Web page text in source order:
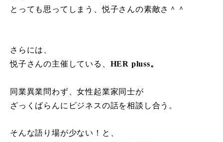
とっても思ってしまう、悦子さんの素敵さ＾＾
さらには、
悦子さんの主催している、 HER pluss。
同業異業問わず、女性起業家同士が
ざっくばらんにビジネスの話を相談し合う。
そんな語り場が少ない！と、